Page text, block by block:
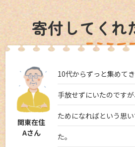
寄付してくれ
関東在住
Aさん
10代からずっと集めて
手放せずにいたのです
ためになればという思
た。